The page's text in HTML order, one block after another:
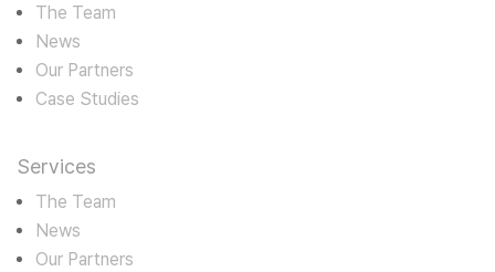
The Team
News
Our Partners
Case Studies
Services
The Team
News
Our Partners